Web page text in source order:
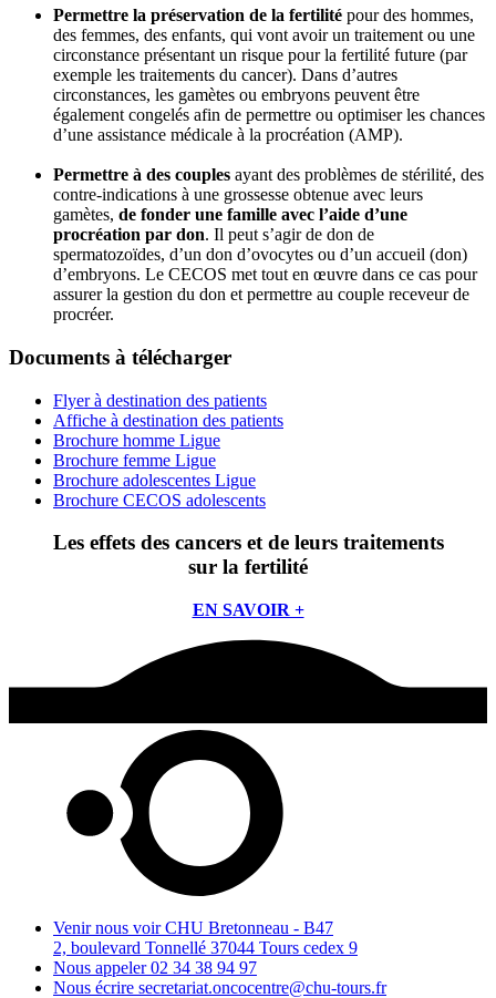
Permettre la préservation de la fertilité pour des hommes,
des femmes, des enfants, qui vont avoir un traitement ou une
circonstance présentant un risque pour la fertilité future (par
exemple les traitements du cancer). Dans d’autres
circonstances, les gamètes ou embryons peuvent être
également congelés afin de permettre ou optimiser les chances
d’une assistance médicale à la procréation (AMP).
Permettre à des couples ayant des problèmes de stérilité, des
contre-indications à une grossesse obtenue avec leurs
gamètes, de fonder une famille avec l’aide d’une
procréation par don. Il peut s’agir de don de
spermatozoïdes, d’un don d’ovocytes ou d’un accueil (don)
d’embryons. Le CECOS met tout en œuvre dans ce cas pour
assurer la gestion du don et permettre au couple receveur de
procréer.
Documents à télécharger
Flyer à destination des patients
Affiche à destination des patients
Brochure homme Ligue
Brochure femme Ligue
Brochure adolescentes Ligue
Brochure CECOS adolescents
Les effets des cancers et de leurs traitements
sur la fertilité
EN SAVOIR +
Venir nous voir CHU Bretonneau - B47
2, boulevard Tonnellé 37044 Tours cedex 9
Nous appeler 02 34 38 94 97
Nous écrire secretariat.oncocentre@chu-tours.fr